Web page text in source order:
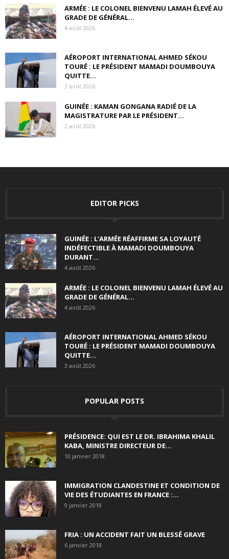
ARMÉE : LE COLONEL BIENVENU LAMAH ÉLEVÉ AU
GRADE DE GÉNÉRAL...
4 août 2026
AÉROPORT INTERNATIONAL AHMED SÉKOU
TOURÉ : LE PRÉSIDENT MAMADI DOUMBOUYA
QUITTE...
3 août 2026
GUINÉE : KAMAN GONGANA RADIÉ DE LA
MAGISTRATURE PAR LE PRÉSIDENT...
2 août 2026
EDITOR PICKS
GUINÉE : L’ARMÉE RÉAFFIRME SA LOYAUTÉ
INDÉFECTIBLE À MAMADI DOUMBOUYA
DURANT...
4 août 2026
ARMÉE : LE COLONEL BIENVENU LAMAH ÉLEVÉ AU
GRADE DE GÉNÉRAL...
4 août 2026
AÉROPORT INTERNATIONAL AHMED SÉKOU
TOURÉ : LE PRÉSIDENT MAMADI DOUMBOUYA
QUITTE...
3 août 2026
POPULAR POSTS
PRÉSIDENCE: QUI EST LE DR. IBRAHIMA KHALIL
KABA, MINISTRE DIRECTEUR DE...
10 janvier 2018
IMMIGRATION CLANDESTINE ET CONDITION DE
VIE DES ÉTUDIANTES EN FRANCE :...
9 janvier 2018
FRIA : UN ACCIDENT FAIT UN BLESSÉ GRAVE
6 janvier 2018